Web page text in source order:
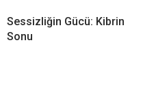
Sessizliğin Gücü: Kibrin
Sonu